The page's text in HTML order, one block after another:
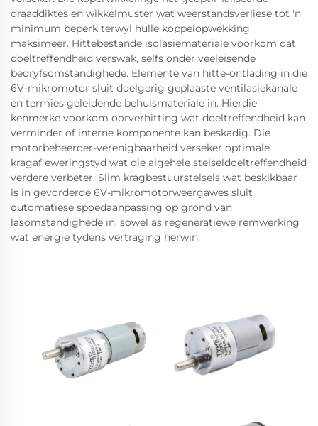
draaddiktes en wikkelmuster wat weerstandsverliese tot 'n
minimum beperk terwyl hulle koppelopwekking
maksimeer. Hittebestande isolasiemateriale voorkom dat
doeltreffendheid verswak, selfs onder veeleisende
bedryfsomstandighede. Elemente van hitte-ontlading in die
6V-mikromotor sluit doelgerig geplaaste ventilasiekanale
en termies geleidende behuismateriale in. Hierdie
kenmerke voorkom oorverhitting wat doeltreffendheid kan
verminder of interne komponente kan beskadig. Die
motorbeheerder-verenigbaarheid verseker optimale
kragafleweringstyd wat die algehele stelseldoeltreffendheid
verdere verbeter. Slim kragbestuurstelsels wat beskikbaar
is in gevorderde 6V-mikromotorweergawes sluit
outomatiese spoedaanpassing op grond van
lasomstandighede in, sowel as regeneratiewe remwerking
wat energie tydens vertraging herwin.